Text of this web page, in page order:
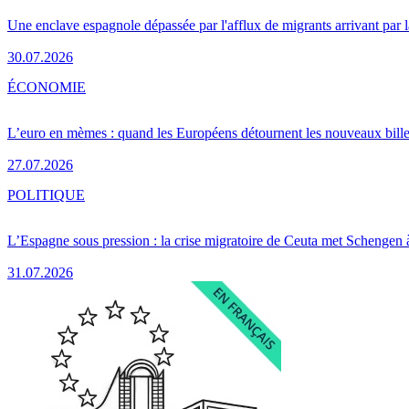
Une enclave espagnole dépassée par l'afflux de migrants arrivant par
30.07.2026
L’euro en mèmes : quand les Européens détournent les nouveaux
27.07.2026
ÉCONOMIE
L’Espagne sous pression : la crise migratoire de Ceuta met Schengen
31.07.2026
POLITIQUE